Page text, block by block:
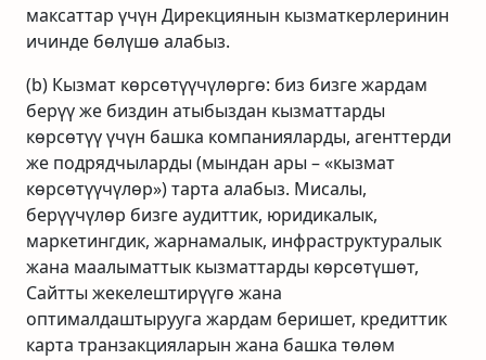
максаттар үчүн Дирекциянын кызматкерлеринин
ичинде бөлүшө алабыз.
(b) Кызмат көрсөтүүчүлөргө: биз бизге жардам
берүү же биздин атыбыздан кызматтарды
көрсөтүү үчүн башка компанияларды, агенттерди
же подрядчыларды (мындан ары – «кызмат
көрсөтүүчүлөр») тарта алабыз. Мисалы,
берүүчүлөр бизге аудиттик, юридикалык,
маркетингдик, жарнамалык, инфраструктуралык
жана маалыматтык кызматтарды көрсөтүшөт,
Сайтты жекелештирүүгө жана
оптималдаштырууга жардам беришет, кредиттик
карта транзакцияларын жана башка төлөм